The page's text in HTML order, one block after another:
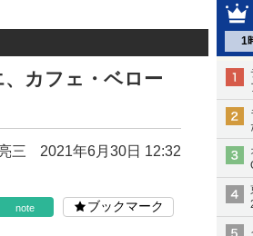
1
カフェ・ベロー
三 2021年6月30日 12:32
note ブックマーク